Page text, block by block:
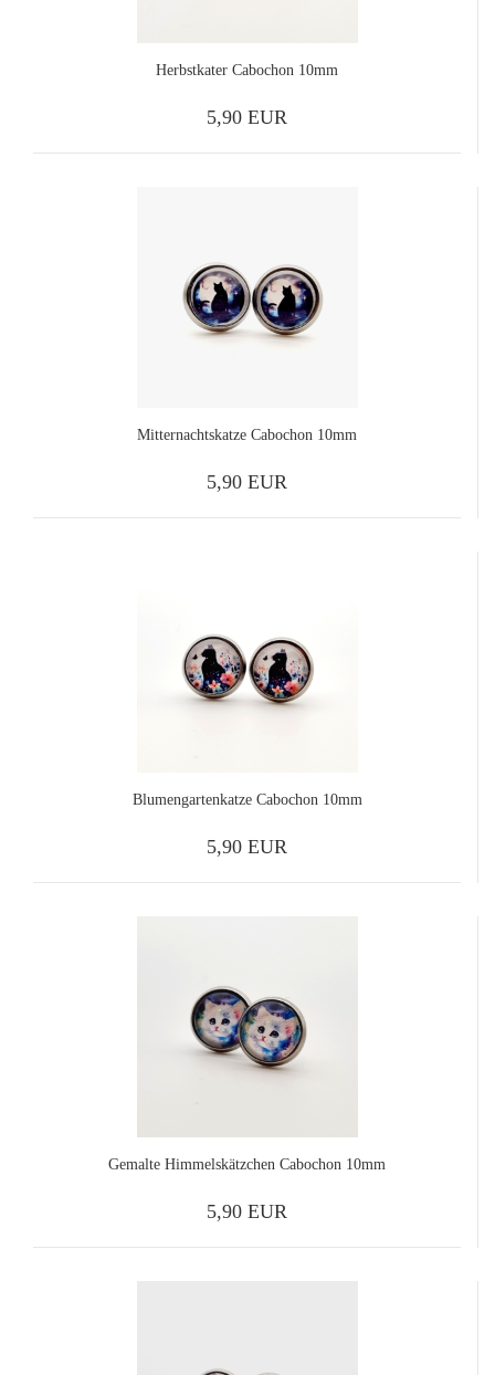
Herbstkater Cabochon 10mm
5,90 EUR
Mitternachtskatze Cabochon 10mm
5,90 EUR
Blumengartenkatze Cabochon 10mm
5,90 EUR
Gemalte Himmelskätzchen Cabochon 10mm
5,90 EUR